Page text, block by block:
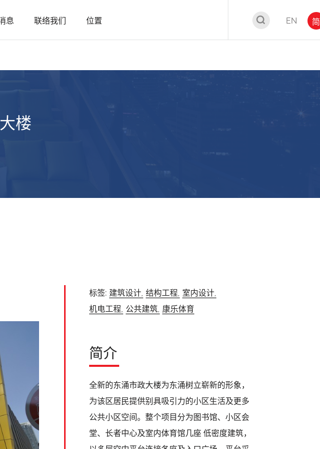
息 联络我们 位置 EN 简
楼
标签: 建筑设计, 结构工程, 室内设计,
机电工程, 公共建筑, 康乐体育
简介
全新的东涌市政大楼为东涌树立崭新的形象，
为该区居民提供别具吸引力的小区生活及更多
公共小区空间。整个项目分为图书馆、小区会
堂、长者中心及室内体育馆几座 低密度建筑，